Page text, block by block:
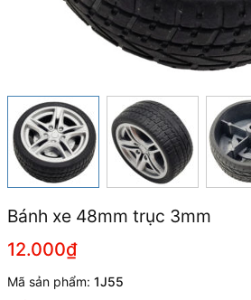
Bánh xe 48mm trục 3mm
12.000₫
Mã sản phẩm: 1J55